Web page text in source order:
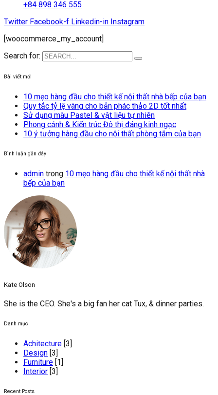
+84 898 346 555
Twitter Facebook-f Linkedin-in Instagram
[woocommerce_my_account]
Search for:
Bài viết mới
10 mẹo hàng đầu cho thiết kế nội thất nhà bếp của bạn
Quy tắc tỷ lệ vàng cho bản phác thảo 2D tốt nhất
Sử dụng màu Pastel & vật liệu tự nhiên
Phong cảnh & Kiến trúc Đô thị đáng kinh ngạc
10 ý tưởng hàng đầu cho nội thất phòng tắm của bạn
Bình luận gần đây
admin trong 10 mẹo hàng đầu cho thiết kế nội thất nhà
bếp của bạn
Kate Olson
She is the CEO. She's a big fan her cat Tux, & dinner parties.
Danh mục
Achitecture [3]
Design [3]
Furniture [1]
Interior [3]
Recent Posts